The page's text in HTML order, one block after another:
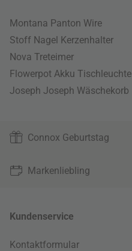
Montana Panton Wire
Stoff Nagel Kerzenhalter
Nova Treteimer
Flowerpot Akku Tischleuchte
Joseph Joseph Wäschekorb
Connox Geburtstag
Markenliebling
Kundenservice
Kontaktformular